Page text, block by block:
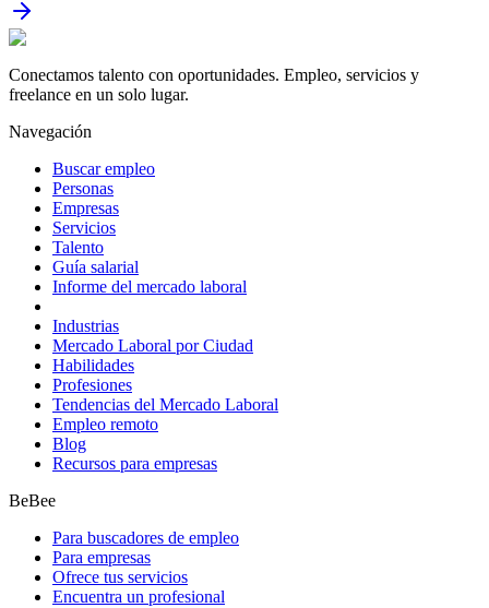
Conectamos talento con oportunidades. Empleo, servicios y
freelance en un solo lugar.
Navegación
Buscar empleo
Personas
Empresas
Servicios
Talento
Guía salarial
Informe del mercado laboral
Industrias
Mercado Laboral por Ciudad
Habilidades
Profesiones
Tendencias del Mercado Laboral
Empleo remoto
Blog
Recursos para empresas
BeBee
Para buscadores de empleo
Para empresas
Ofrece tus servicios
Encuentra un profesional